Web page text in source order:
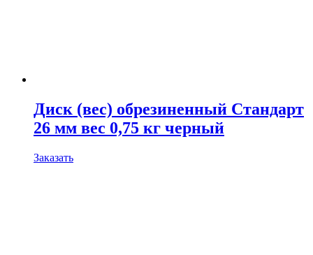
Диск (вес) обрезиненный Стандарт
26 мм вес 0,75 кг черный
Заказать